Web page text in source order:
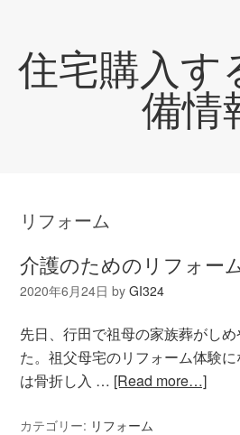
住宅購入す
備情
リフォーム
介護のためのリフォー
2020年6月24日 byGI324
先日、行田で祖母の家族葬がし
た。祖父母宅のリフォーム体験
は骨折し入 … [Read more…]
カテゴリー: リフォーム